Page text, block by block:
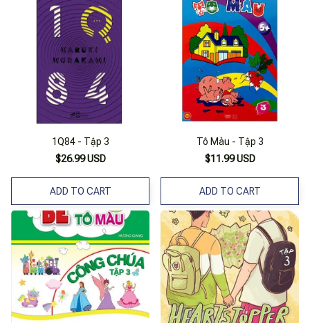
1Q84 - Tập 3
$26.99 USD
ADD TO CART
Tô Màu - Tập 3
$11.99 USD
ADD TO CART